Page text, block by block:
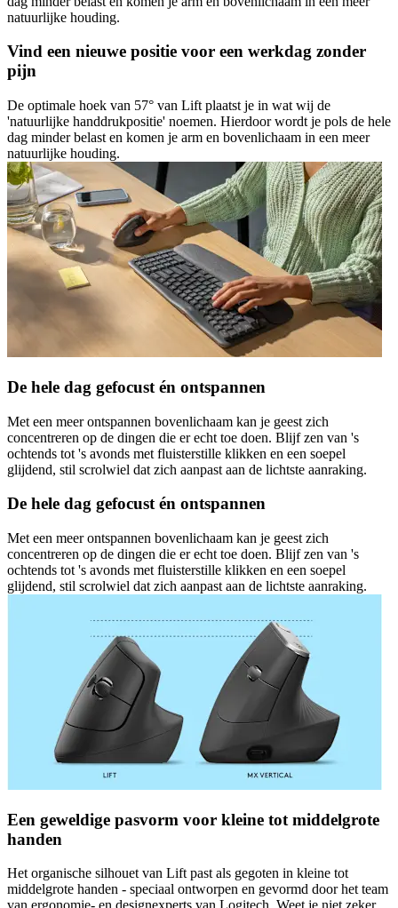
natuurlijke houding.
Vind een nieuwe positie voor een werkdag zonder
pijn
De optimale hoek van 57° van Lift plaatst je in wat wij de
'natuurlijke handdrukpositie' noemen. Hierdoor wordt je pols de hele
dag minder belast en komen je arm en bovenlichaam in een meer
natuurlijke houding.
De hele dag gefocust én ontspannen
Met een meer ontspannen bovenlichaam kan je geest zich
concentreren op de dingen die er echt toe doen. Blijf zen van 's
ochtends tot 's avonds met fluisterstille klikken en een soepel
glijdend, stil scrolwiel dat zich aanpast aan de lichtste aanraking.
De hele dag gefocust én ontspannen
Met een meer ontspannen bovenlichaam kan je geest zich
concentreren op de dingen die er echt toe doen. Blijf zen van 's
ochtends tot 's avonds met fluisterstille klikken en een soepel
glijdend, stil scrolwiel dat zich aanpast aan de lichtste aanraking.
Een geweldige pasvorm voor kleine tot middelgrote
handen
Het organische silhouet van Lift past als gegoten in kleine tot
middelgrote handen - speciaal ontworpen en gevormd door het team